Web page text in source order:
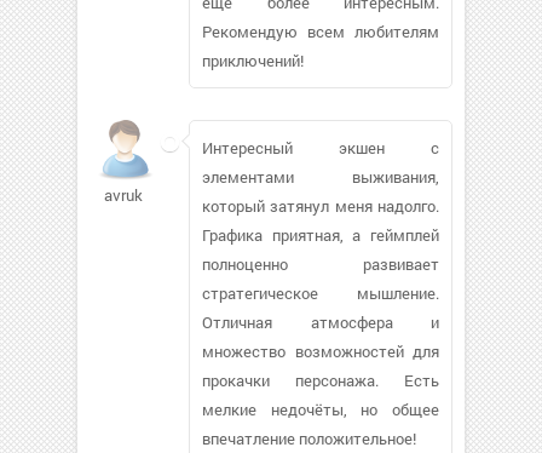
Рекомендую всем любителям
приключений!
avruk
Интересный экшен с
элементами выживания,
который затянул меня надолго.
Графика приятная, а геймплей
полноценно развивает
стратегическое мышление.
Отличная атмосфера и
множество возможностей для
прокачки персонажа. Есть
мелкие недочёты, но общее
впечатление положительное!